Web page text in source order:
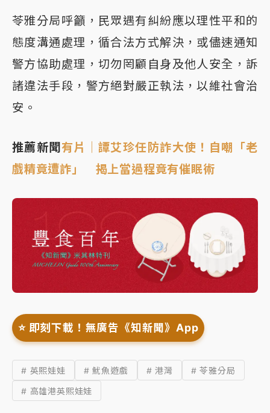
苓雅分局呼籲，民眾遇有糾紛應以理性平和的
態度溝通處理，循合法方式解決，或儘速通知
警方協助處理，切勿罔顧自身及他人安全，訴
諸違法手段，警方絕對嚴正執法，以維社會治
安。
推薦新聞 有片｜譚艾珍任防詐大使！自嘲「老
戲精竟遭詐」 揭上當過程竟有催眠術
⭐️ 即刻下載！無廣告《知新聞》App
# 英熙娃娃 # 魷魚遊戲 # 港灣
# 苓雅分局
# 高雄港英熙娃娃